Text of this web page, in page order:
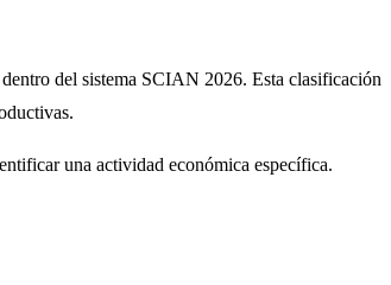
del sistema SCIAN 2026. Esta clasificación
una actividad económica específica.